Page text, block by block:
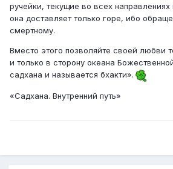
ручейки, текущие во всех
она доставляет только горе, ибо
смертному.
Вместо этого позволяйте своей любви
и только в сторону океана
садхана и называется бхакти».
«Садхана. Внутренний путь»